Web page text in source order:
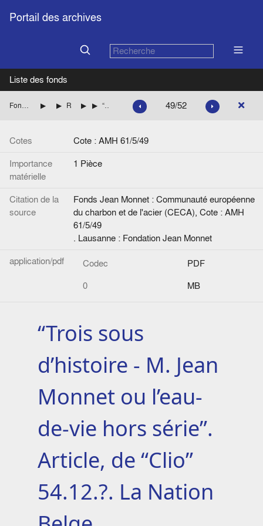
Portail des archives
Liste des fonds
Fonds Jean Monnet : Communauté européenne du charbon et de l'acier (CECA) Démission de Jean Monnet
Presse belge
“Trois sous d’histoire - M. Jean Monnet ou l’eau-de-vie hors série”. Article, de “Clio” 54.12.?. La Nation Belge. 49/52
Cotes
Cote : AMH 61/5/49
Importance
matérielle
1 Pièce
Citation de la
source
Fonds Jean Monnet : Communauté européenne
du charbon et de l'acier (CECA), Cote : AMH
61/5/49
. Lausanne : Fondation Jean Monnet
application/pdf
Codec
PDF
0
MB
“Trois sous
d’histoire - M. Jean
Monnet ou l’eau-
de-vie hors série”.
Article, de “Clio”
54.12.?. La Nation